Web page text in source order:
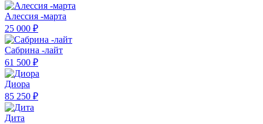
Алессия -марта
25 000 ₽
Сабрина -лайт
61 500 ₽
Диора
85 250 ₽
Дита